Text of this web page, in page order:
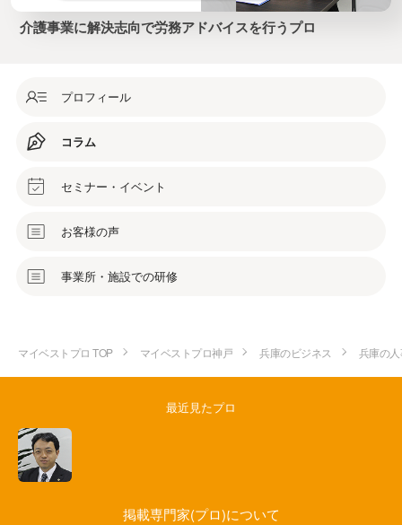
介護事業に解決志向で労務アドバイスを行うプロ
プロフィール
コラム
セミナー・イベント
お客様の声
事業所・施設での研修
マイベストプロ TOP マイベストプロ神戸 兵庫のビジネス 兵庫の
最近見たプロ
掲載専門家(プロ)について